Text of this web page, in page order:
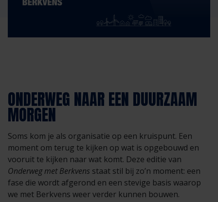
ONDERWEG NAAR EEN DUURZAAM
MORGEN
Soms kom je als organisatie op een kruispunt. Een
moment om terug te kijken op wat is opgebouwd en
vooruit te kijken naar wat komt. Deze editie van
Onderweg met Berkvens staat stil bij zo’n moment: een
fase die wordt afgerond en een stevige basis waarop
we met Berkvens weer verder kunnen bouwen.